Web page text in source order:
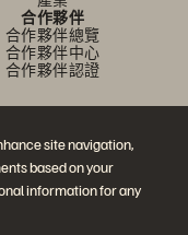
site navigation,
based on your
information for any
合作夥伴
合作夥伴總覽
合作夥伴中心
合作夥伴認證
聯繫我們
業務連絡方式